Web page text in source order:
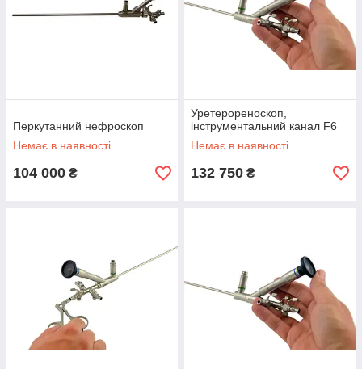
Перкутанний нефроскоп
Немає в наявності
104 000 ₴
Уретерореноскоп,
інструментальний канал F6
Немає в наявності
132 750 ₴